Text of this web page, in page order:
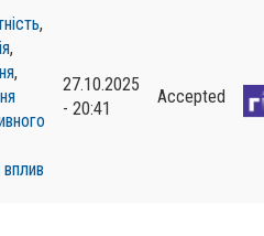
,
,
,
27.10.2025
- 20:41
Accepted